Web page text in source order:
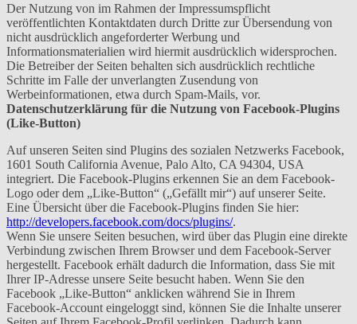
Der Nutzung von im Rahmen der Impressumspflicht
veröffentlichten Kontaktdaten durch Dritte zur Übersendung von
nicht ausdrücklich angeforderter Werbung und
Informationsmaterialien wird hiermit ausdrücklich widersprochen.
Die Betreiber der Seiten behalten sich ausdrücklich rechtliche
Schritte im Falle der unverlangten Zusendung von
Werbeinformationen, etwa durch Spam-Mails, vor.
Datenschutzerklärung für die Nutzung von Facebook-Plugins
(Like-Button)
Auf unseren Seiten sind Plugins des sozialen Netzwerks Facebook,
1601 South California Avenue, Palo Alto, CA 94304, USA
integriert. Die Facebook-Plugins erkennen Sie an dem Facebook-
Logo oder dem „Like-Button“ („Gefällt mir“) auf unserer Seite.
Eine Übersicht über die Facebook-Plugins finden Sie hier:
http://developers.facebook.com/docs/plugins/.
Wenn Sie unsere Seiten besuchen, wird über das Plugin eine direkte
Verbindung zwischen Ihrem Browser und dem Facebook-Server
hergestellt. Facebook erhält dadurch die Information, dass Sie mit
Ihrer IP-Adresse unsere Seite besucht haben. Wenn Sie den
Facebook „Like-Button“ anklicken während Sie in Ihrem
Facebook-Account eingeloggt sind, können Sie die Inhalte unserer